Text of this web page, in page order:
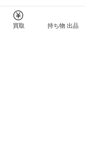
買取 持ち物 出品